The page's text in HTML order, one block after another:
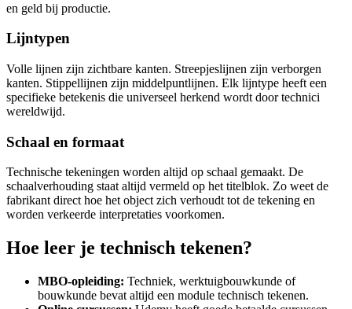
en geld bij productie.
Lijntypen
Volle lijnen zijn zichtbare kanten. Streepjeslijnen zijn verborgen
kanten. Stippellijnen zijn middelpuntlijnen. Elk lijntype heeft een
specifieke betekenis die universeel herkend wordt door technici
wereldwijd.
Schaal en formaat
Technische tekeningen worden altijd op schaal gemaakt. De
schaalverhouding staat altijd vermeld op het titelblok. Zo weet de
fabrikant direct hoe het object zich verhoudt tot de tekening en
worden verkeerde interpretaties voorkomen.
Hoe leer je technisch tekenen?
MBO-opleiding: Techniek, werktuigbouwkunde of
bouwkunde bevat altijd een module technisch tekenen.